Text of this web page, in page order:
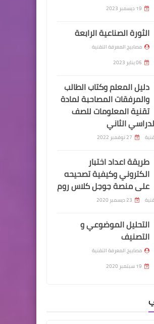
19 ديسمبر 2023
الثورة الصناعية الرابعة
مصابيح المعرفة التقنية
06 يناير 2023
دليل المعلم وكتاب الطالب
والمرفقات المصاحبة لمادة
تقنية المعلومات للصف
الثاني
27 نوفمبر 2022
طريقة اعداد اختبار
الكتروني وكيفية تصحيحه
على منصة جوجل كلاس روم
23 ديسمبر 2020
التحليل الموضوعي و
التصنيف
مصابيح المعرفة التقنية
19 سبتمبر 2020